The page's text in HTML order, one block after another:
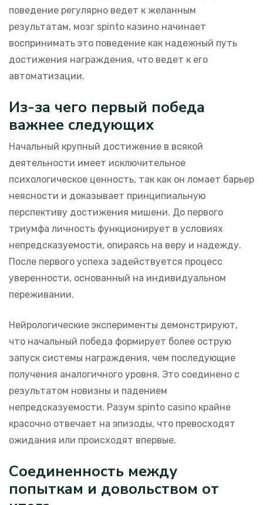
поведение регулярно ведет к желанным
результатам, мозг spinto казино начинает
воспринимать это поведение как надежный путь
достижения награждения, что ведет к его
автоматизации.
Из-за чего первый победа
важнее следующих
Начальный крупный достижение в всякой
деятельности имеет исключительное
психологическое ценность, так как он ломает барьер
неясности и доказывает принципиальную
перспективу достижения мишени. До первого
триумфа личность функционирует в условиях
непредсказуемости, опираясь на веру и надежду.
После первого успеха задействуется процесс
уверенности, основанный на индивидуальном
переживании.
Нейрологические эксперименты демонстрируют,
что начальный победа формирует более острую
запуск системы награждения, чем последующие
получения аналогичного уровня. Это соединено с
результатом новизны и падением
непредсказуемости. Разум spinto casino крайне
красочно отвечает на эпизоды, что превосходят
ожидания или происходят впервые.
Соединенность между
попыткам и довольством от